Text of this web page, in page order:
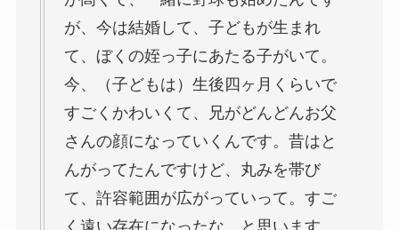
が、今は結婚して、子どもが生まれ
て、ぼくの姪っ子にあたる子がいて。
今、（子どもは）生後四ヶ月くらいで
すごくかわいくて、兄がどんどんお父
さんの顔になっていくんです。昔はと
んがってたんですけど、丸みを帯び
て、許容範囲が広がっていって。すご
く遠い存在になったな、と思います